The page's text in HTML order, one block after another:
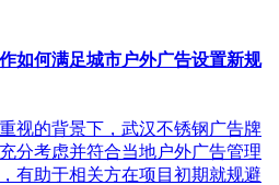
如何满足城市户外广告设置新规
视的背景下，武汉不锈钢广告牌
分考虑并符合当地户外广告管理
有助于相关方在项目初期就规避